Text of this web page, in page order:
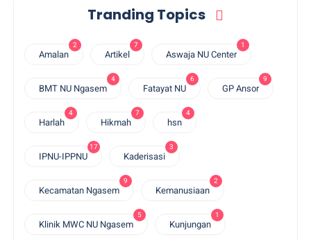
Tranding Topics
Amalan
2
Artikel
7
Aswaja NU Center
1
BMT NU Ngasem
4
Fatayat NU
6
GP Ansor
9
Harlah
4
Hikmah
7
hsn
4
IPNU-IPPNU
17
Kaderisasi
3
Kecamatan Ngasem
9
Kemanusiaan
2
Klinik MWC NU Ngasem
5
Kunjungan
1